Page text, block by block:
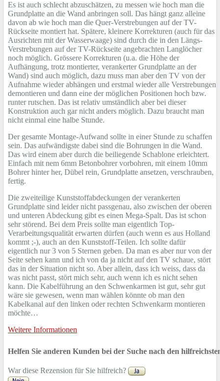
Es ist auch schlecht abzuschätzen, zu messen wie hoch man die
Grundplatte an die Wand anbringen soll. Das hängt ganz alleine
davon ab wie hoch man die Quer-Verstrebungen auf der TV-
Rückseite montiert hat. Spätere, kleinere Korrekturen (auch für das
Ausrichten mit der Wasserwaage) sind durch die in den Längs-
Verstrebungen auf der TV-Rückseite angebrachten Langlöcher
noch möglich. Grössere Korrekturen (u.a. die Höhe der
Aufhängung, trotz montierter, verankerter Grundplatte an der
Wand) sind auch möglich, dazu muss man aber den TV von der
Aufnahme wieder abhängen und erstmal wieder alle Verstrebungen
demontieren und dann eine der möglichen Positionen hoch bzw.
runter rutschen. Das ist relativ umständlich aber bei dieser
Konstruktion auch gar nicht anders möglich. Dazu braucht man
nicht einmal eine halbe Stunde.
Der gesamte Montage-Aufwand sollte in einer Stunde zu schaffen
sein. Das aufwändigste dabei sind die Bohrungen in die Wand.
Das wird einem aber durch die beiliegende Schablone erleichtert.
Einfach mit nem 6mm Betonbohrer vorbohren, mit einem 10mm
Bohrer hinter her, Dübel rein, Grundplatte ansetzen, verschrauben,
fertig.
Die zweiteilige Kunststoffabdeckungen der verankerten
Grundplatte sind leider nicht passgenau, also zwischen der oberen
und unteren Abdeckung gibt es einen Mega-Spalt. Das ist schon
sehr störend. Bei dem Preis sollte man eigentlich Top-
Verarbeitungsqualität erwarten dürfen (auch wenn es aus Holland
kommt ;-), auch an den Kunststoff-Teilen. Ich sollte dafür
eigentlich nur 3 von 5 Sternen geben. Da man es aber nur von der
Seite sehen kann und ich von da ja nicht auf den TV schaue, stört
das in der Situation nicht so. Aber allein, dass ich weiss, dass da
was nicht passt, stört mich sehr, auch wenn ich es nicht sehen
kann. Die Kabelführung an den Schwenkarmen ist gut, sehr gut
wäre sie gewesen, wenn man wählen könnte ob man den
Kabelkanal auf den linken oder rechten Schwenkarm montieren
möchte…
Weitere Informationen
Helfen Sie anderen Kunden bei der Suche nach den
War diese Rezension für Sie hilfreich?